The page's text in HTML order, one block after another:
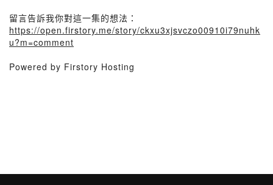
留言告訴我你對這一集的想法：
https://open.firstory.me/story/ckxu3xjsvczo00910i79nuhk
u?m=comment
Powered by Firstory Hosting